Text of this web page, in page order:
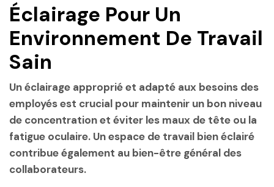
Éclairage Pour Un
Environnement De Travail
Sain
Un éclairage approprié et adapté aux besoins des
employés est crucial pour maintenir un bon niveau
de concentration et éviter les maux de tête ou la
fatigue oculaire. Un espace de travail bien éclairé
contribue également au bien-être général des
collaborateurs.